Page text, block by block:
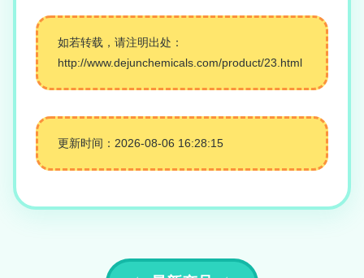
如若转载，请注明出处：
http://www.dejunchemicals.com/product/23.html
更新时间：2026-08-06 16:28:15